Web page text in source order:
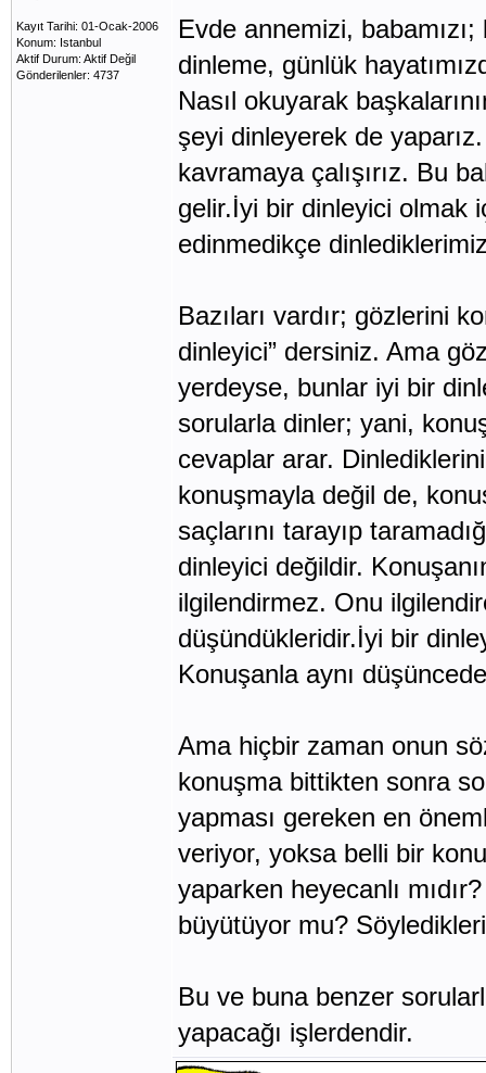
Kayıt Tarihi: 01-Ocak-2006
Konum: Istanbul
Aktif Durum: Aktif Değil
Gönderilenler: 4737
Evde annemizi,
dinleme, günlük
Nasıl okuyarak
şeyi dinleyerek de
kavramaya çalışırız. Bu
gelir.İyi bir dinleyici olmak
edinmedikçe
Bazıları vardır; gözlerini
dinleyici” dersiniz. Ama
yerdeyse, bunlar iyi bir
sorularla dinler; yani,
cevaplar arar.
konuşmayla değil de,
saçlarını tarayıp
dinleyici değildir.
ilgilendirmez. Onu
düşündükleridir.İyi bir
Konuşanla aynı
Ama hiçbir zaman onun
konuşma bittikten sonra
yapması gereken en
veriyor, yoksa belli bir
yaparken heyecanlı
büyütüyor mu?
Bu ve buna benzer
yapacağı işlerdendir.